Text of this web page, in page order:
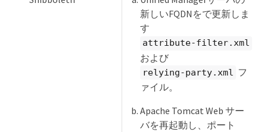
新しいFQDNをで更新しま
す
attribute-filter.xml
および
relying-party.xml フ
ァイル。
Apache Tomcat Web サー
バを再起動し、ポート